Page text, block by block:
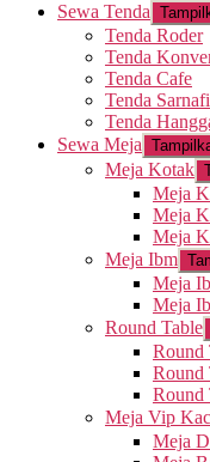
Sewa Tenda
Tenda Roder
Tenda
Tenda Cafe
Tenda
Tenda
Sewa Meja
Meja Kotak
Meja
Meja
Meja
Meja Ibm
Meja
Meja
Round Table
Round
Round
Round
Meja Vip
Meja